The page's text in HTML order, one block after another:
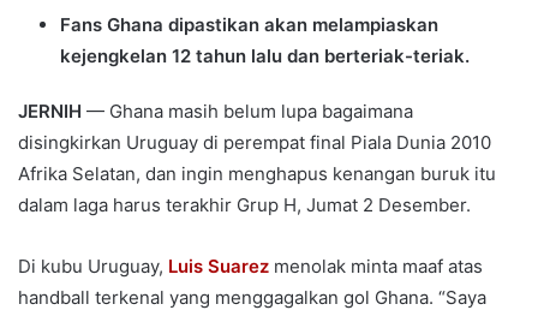
Fans Ghana dipastikan akan melampiaskan
kejengkelan 12 tahun lalu dan berteriak-teriak.
JERNIH — Ghana masih belum lupa bagaimana
disingkirkan Uruguay di perempat final Piala Dunia 2010
Afrika Selatan, dan ingin menghapus kenangan buruk itu
dalam laga harus terakhir Grup H, Jumat 2 Desember.
Di kubu Uruguay, Luis Suarez menolak minta maaf atas
handball terkenal yang menggagalkan gol Ghana. “Saya